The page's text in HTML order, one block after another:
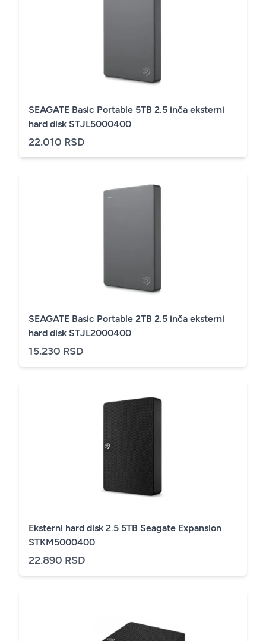
SEAGATE Basic Portable 5TB 2.5 inča eksterni
hard disk STJL5000400
22.010 RSD
SEAGATE Basic Portable 2TB 2.5 inča eksterni
hard disk STJL2000400
15.230 RSD
Eksterni hard disk 2.5 5TB Seagate Expansion
STKM5000400
22.890 RSD